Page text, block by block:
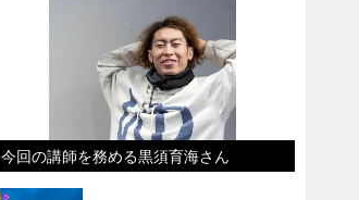
今回の講師を務める黒須育海さん